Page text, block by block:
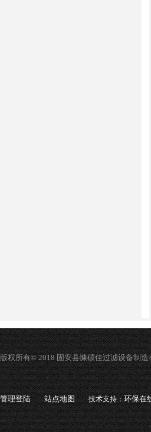
版权所有© 2018 固安县慷硕佳过滤设备制造
管理登陆 站点地图 技术支持：环保在